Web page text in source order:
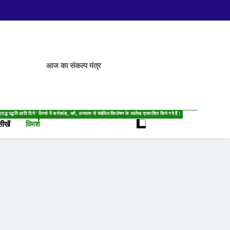
आज का संकल्प मंत्र
पद्धति आदि दिये गये हैं।
विमर्श
विमर्श में कर्मकांड, धर्म, अध्यात्म से संबंधित विश्लेषण के आलेख प्रकाशित किये गये हैं।